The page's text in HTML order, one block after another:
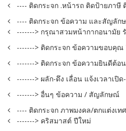
---- ติดกระจก .หน้ารถ ติดป้ายภาษี
---- ติดกระจก ข้อความ และสัญลัก
-------> กรุณาสวมหน้ากากอนามัย
-------> ติดกระจก ข้อความขอบคุณ
-------> ติดกระจก ข้อความยินดีต้อ
-------> ผลัก-ดึง เลื่อน แจ้งเวลาเปิด
-------> อื่นๆ ข้อความ / สัญลักษณ์
---- ติดกระจก ภาพมงคล/ตกแต่งเท
-------> คริสมาสต์ ปีใหม่